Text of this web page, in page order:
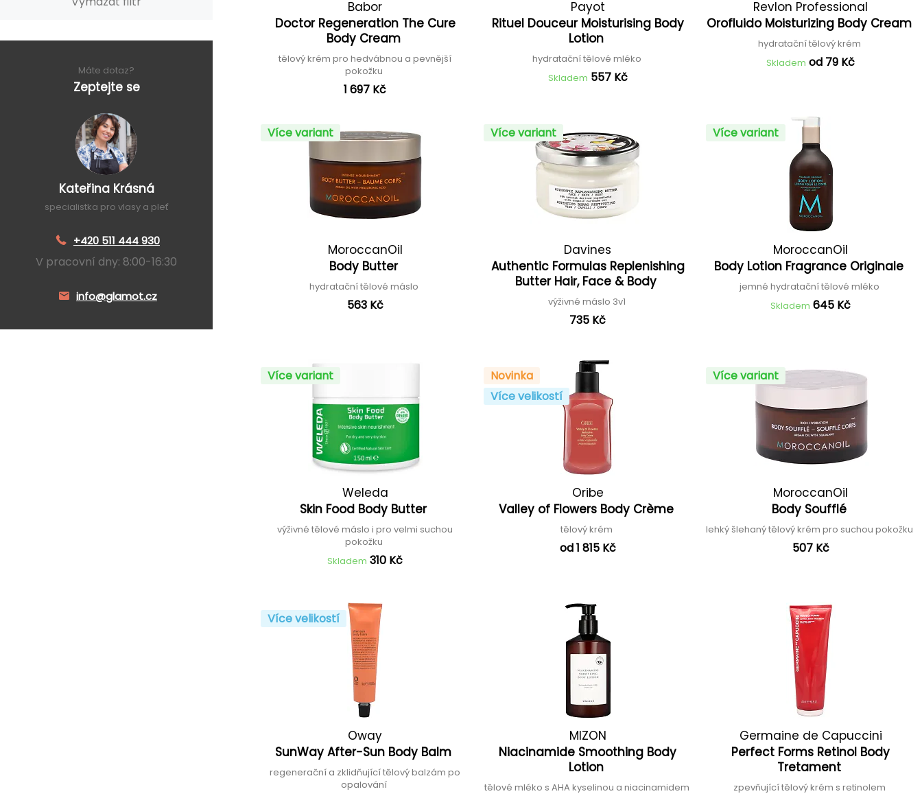
Máte dotaz?
Zeptejte se
Kateřina Krásná
specialistka pro vlasy a pleť
+420 511 444 930
V pracovní dny: 8:00-16:30
info@glamot.cz
Babor
Doctor Regeneration The Cure
Body Cream
tělový krém pro hedvábnou a pevnější
pokožku
1 697 Kč
Payot
Rituel Douceur Moisturising Body
Lotion
hydratační tělové mléko
Skladem 557 Kč
Revlon Professional
Orofluido Moisturizing Body Cream
hydratační tělový krém
Skladem od 79 Kč
Více variant
MoroccanOil
Body Butter
hydratační tělové máslo
563 Kč
Více variant
Davines
Authentic Formulas Replenishing
Butter Hair, Face & Body
výživné máslo 3v1
735 Kč
Více variant
MoroccanOil
Body Lotion Fragrance Originale
jemné hydratační tělové mléko
Skladem 645 Kč
Více variant
Weleda
Skin Food Body Butter
výživné tělové máslo i pro velmi suchou
pokožku
Skladem 310 Kč
Novinka
Více velikostí
Oribe
Valley of Flowers Body Crème
tělový krém
od 1 815 Kč
Více variant
MoroccanOil
Body Soufflé
lehký šlehaný tělový krém pro suchou pokožku
507 Kč
Více velikostí
Oway
SunWay After-Sun Body Balm
regenerační a zklidňující tělový balzám po
opalování
MIZON
Niacinamide Smoothing Body
Lotion
tělové mléko s AHA kyselinou a niacinamidem
Germaine de Capuccini
Perfect Forms Retinol Body
Tretament
zpevňující tělový krém s retinolem